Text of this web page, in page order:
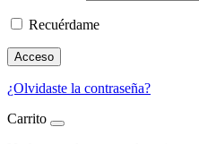
Recuérdame
Acceso
¿Olvidaste la contraseña?
Carrito